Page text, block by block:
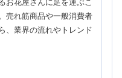
お花屋さんに足を運ぶこ
売れ筋商品や一般消費者
、業界の流れやトレンド